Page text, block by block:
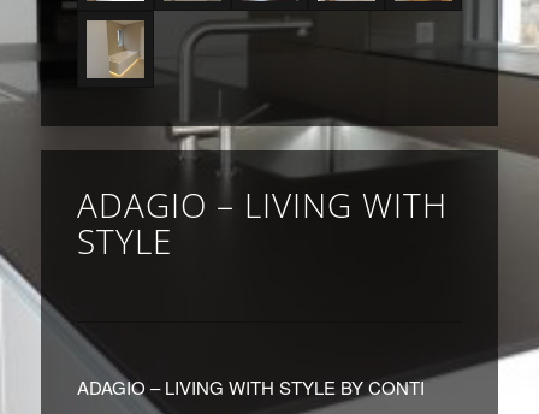
ADAGIO – LIVING WITH
STYLE
ADAGIO – LIVING WITH STYLE BY CONTI